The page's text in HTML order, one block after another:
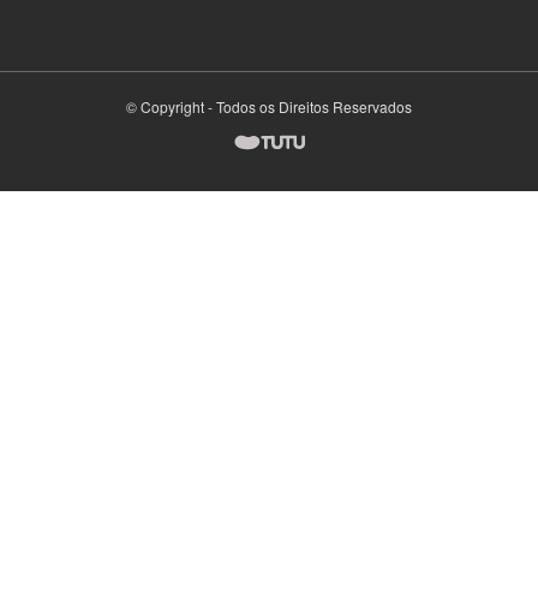
© Copyright - Todos os Direitos Reservados